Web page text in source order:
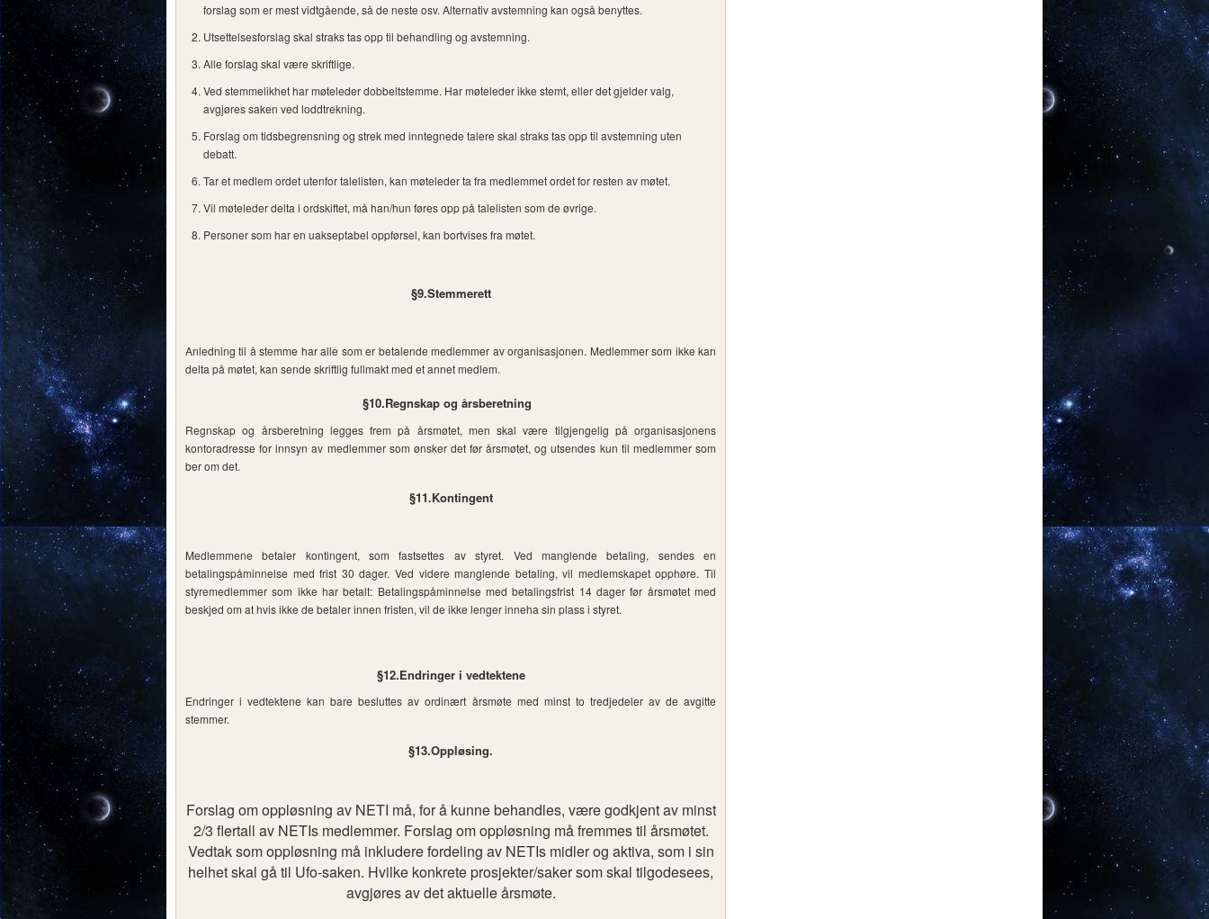
forslag som er mest vidtgående, så de neste osv. Alternativ avstemning kan også benyttes.
Utsettelsesforslag skal straks tas opp til behandling og avstemning.
Alle forslag skal være skriftlige.
Ved stemmelikhet har møteleder dobbeltstemme. Har møteleder ikke stemt, eller det gjelder valg,
avgjøres saken ved loddtrekning.
Forslag om tidsbegrensning og strek med inntegnede talere skal straks tas opp til avstemning uten
debatt.
Tar et medlem ordet utenfor talelisten, kan møteleder ta fra medlemmet ordet for resten av møtet.
Vil møteleder delta i ordskiftet, må han/hun føres opp på talelisten som de øvrige.
Personer som har en uakseptabel oppførsel, kan bortvises fra møtet.
§9.Stemmerett
Anledning til å stemme har alle som er betalende medlemmer av organisasjonen. Medlemmer som ikke kan
delta på møtet, kan sende skriftlig fullmakt med et annet medlem.
§10.Regnskap og årsberetning
Regnskap og årsberetning legges frem på årsmøtet, men skal være tilgjengelig på organisasjonens
kontoradresse for innsyn av medlemmer som ønsker det før årsmøtet, og utsendes kun til medlemmer som
ber om det.
§11.Kontingent
Medlemmene betaler kontingent, som fastsettes av styret. Ved manglende betaling, sendes en
betalingspåminnelse med frist 30 dager. Ved videre manglende betaling, vil medlemskapet opphøre. Til
styremedlemmer som ikke har betalt: Betalingspåminnelse med betalingsfrist 14 dager før årsmøtet med
beskjed om at hvis ikke de betaler innen fristen, vil de ikke lenger inneha sin plass i styret.
§12.Endringer i vedtektene
Endringer i vedtektene kan bare besluttes av ordinært årsmøte med minst to tredjedeler av de avgitte
stemmer.
§13.Oppløsing.
Forslag om oppløsning av NETI må, for å kunne behandles, være godkjent av minst
2/3 flertall av NETIs medlemmer. Forslag om oppløsning må fremmes til årsmøtet.
Vedtak som oppløsning må inkludere fordeling av NETIs midler og aktiva, som i sin
helhet skal gå til Ufo-saken. Hvilke konkrete prosjekter/saker som skal tilgodesees,
avgjøres av det aktuelle årsmøte.